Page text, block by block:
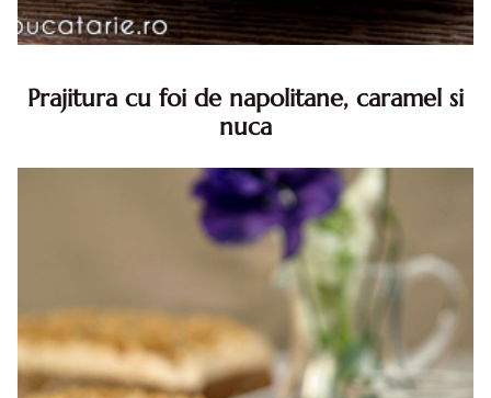
Prajitura cu foi de napolitane, caramel si
nuca
napolitane. Prajitura cu foi de napolitane diva in bucatarie.
Prajitura napolitana cu caramel si nuca diva